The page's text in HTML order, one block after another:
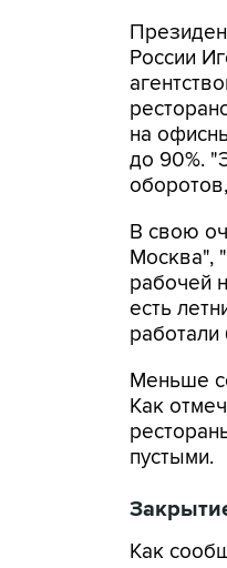
России
на
до 90%.
В свою
Москва",
рабочей
есть
Меньше
Как
пустыми.
Как